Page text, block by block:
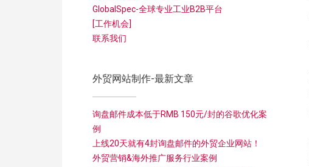
GlobalSpec-全球专业工业B2B平台
[工作机会]
联系我们
外贸网站制作-最新文章
询盘邮件成本低于RMB 150元/封的谷歌优化案
例
上线20天就有4封询盘邮件的外贸企业网站！
外贸营销&海外推广服务行业案例